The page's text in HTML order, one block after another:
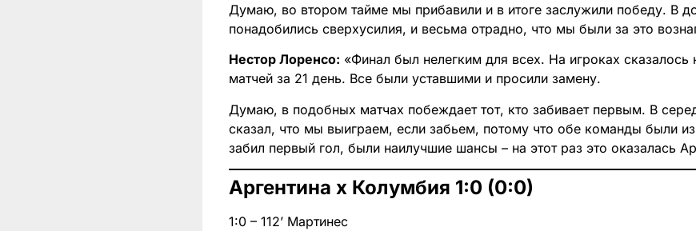
Думаю, во втором тайме мы прибавили и в итоге заслужили победу. В
понадобились сверхусилия, и весьма отрадно, что мы были за это
Нестор Лоренсо: «Финал был нелегким для всех. На игроках сказалось
матчей за 21 день. Все были уставшими и просили замену.
Думаю, в подобных матчах побеждает тот, кто забивает первым. В
сказал, что мы выиграем, если забьем, потому что обе команды были
забил первый гол, были наилучшие шансы – на этот раз это оказалась
Аргентина х Колумбия 1:0 (0:0)
1:0 – 112’ Мартинес